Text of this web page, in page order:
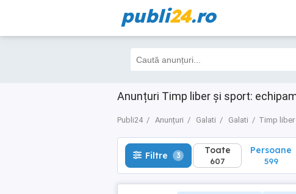
publi24.ro
Anunțuri Timp liber și sport:
Publi24 Anunțuri Galati Galati Timp
Filtre 3 Toate
607
Filtre 3 Toate
607
Persoane
599